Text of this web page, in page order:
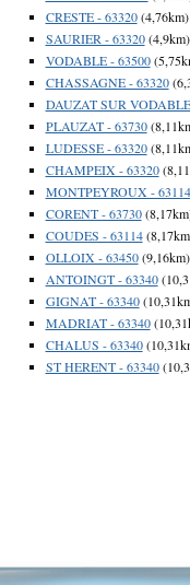
CRESTE - 63320(4,76km)
SAURIER - 63320(4,9km)
VODABLE - 63500
CHASSAGNE - 63320
DAUZAT SUR
PLAUZAT - 63730
LUDESSE - 63320
CHAMPEIX - 63320
MONTPEYROUX - 63114
CORENT - 63730
COUDES - 63114
OLLOIX - 63450(9,16km)
ANTOINGT - 63340
GIGNAT - 63340
MADRIAT - 63340
CHALUS - 63340
ST HERENT - 63340